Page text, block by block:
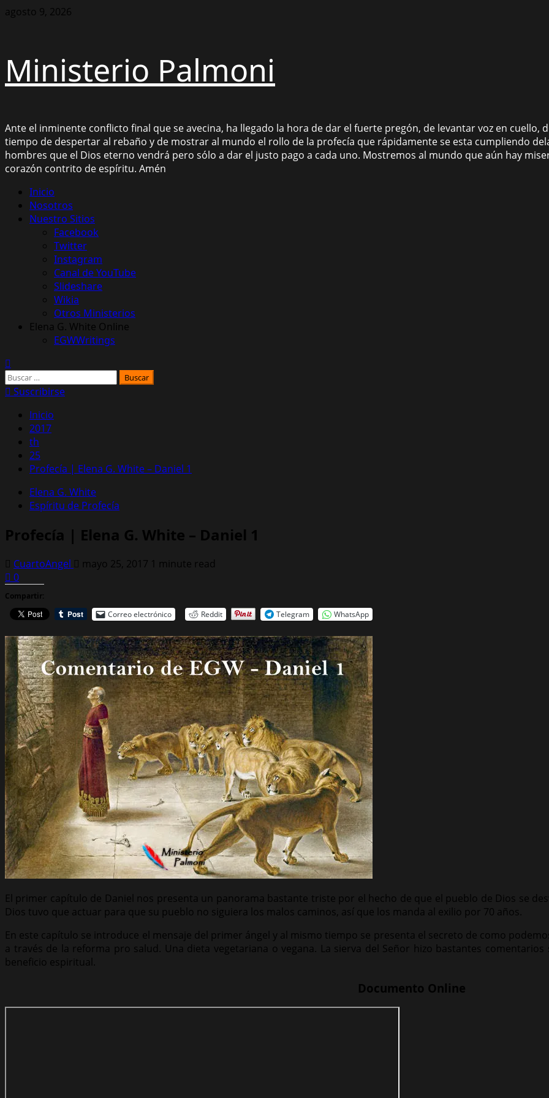
Saltar
agosto 9, 2026
Ministerio Palmoni
Ante el inminente conflicto final que se avecina, ha llegado la hora de dar el fuerte pregón, de levantar voz en cuello,
tiempo de despertar al rebaño y de mostrar al mundo el rollo de la profecía que rápidamente se esta cumpliendo
hombres que el Dios eterno vendrá pero sólo a dar el justo pago a cada uno. Mostremos al mundo que aún hay
corazón contrito de espíritu. Amén
Menú
principal
Inicio
Nosotros
Nuestro Sitios
Facebook
Twitter
Instagram
Canal de YouTube
Slideshare
Wikia
Otros Ministerios
Elena G. White Online
EGWWritings
Buscar:
Suscribirse
Inicio
2017
th
25
Profecía | Elena G. White – Daniel 1
Elena G. White
Espíritu de Profecía
Profecía | Elena G. White – Daniel 1
CuartoAngel mayo 25, 2017 1 minute read
0
Compartir:
Correo electrónico
Reddit Telegram WhatsApp
El primer capítulo de Daniel nos presenta un panorama bastante triste por el hecho de que el pueblo de Dios se
Dios tuvo que actuar para que su pueblo no siguiera los malos caminos, así que los manda al exilio por 70 años.
En este capítulo se introduce el mensaje del primer ángel y al mismo tiempo se presenta el secreto de como
a través de la reforma pro salud. Una dieta vegetariana o vegana. La sierva del Señor hizo bastantes
beneficio espiritual.
Documento Online